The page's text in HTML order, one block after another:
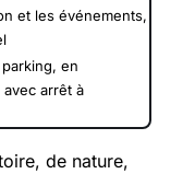
et les événements,
en
arrêt à
de nature,